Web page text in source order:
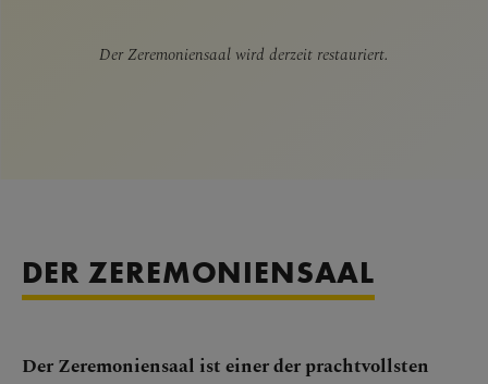
Der Zeremoniensaal wird derzeit restauriert.
DER ZEREMONIENSAAL
Der Zeremoniensaal ist einer der prachtvollsten